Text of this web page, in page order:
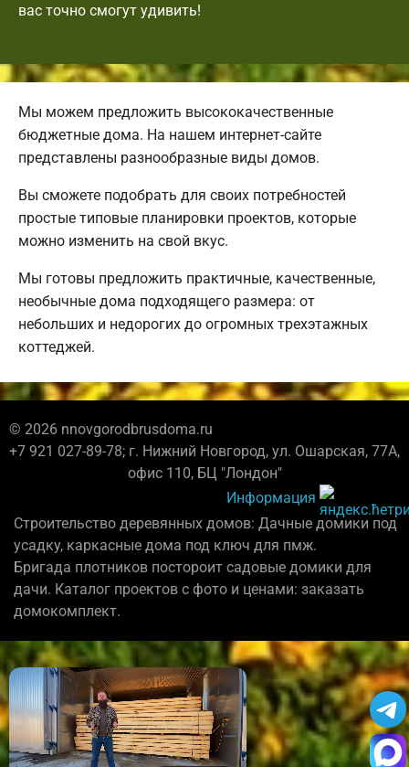
вас точно смогут удивить!
Мы можем предложить высококачественные
бюджетные дома. На нашем интернет-сайте
представлены разнообразные виды домов.
Вы сможете подобрать для своих потребностей
простые типовые планировки проектов, которые
можно изменить на свой вкус.
Мы готовы предложить практичные, качественные,
необычные дома подходящего размера: от
небольших и недорогих до огромных трехэтажных
коттеджей.
© 2026 nnovgorodbrusdoma.ru
+7 921 027-89-78; г. Нижний Новгород, ул. Ошарская, 77А,
офис 110, БЦ "Лондон"
Информация
Строительство деревянных домов: Дачные домики под
усадку, каркасные дома под ключ для пмж.
Бригада плотников постороит садовые домики для
дачи. Каталог проектов с фото и ценами: заказать
домокомплект.